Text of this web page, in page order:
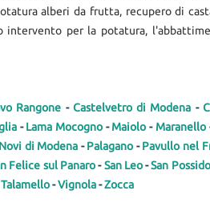
alberi da frutta, recupero di
intervento per la potatura,
Rangone - Castelvetro di Modena -
-Lama Mocogno-Maiolo - Maranello
Novi di Modena -Palagano -Pavullo nel
Felice sul Panaro-San Leo-San
Talamello-Vignola-Zocca